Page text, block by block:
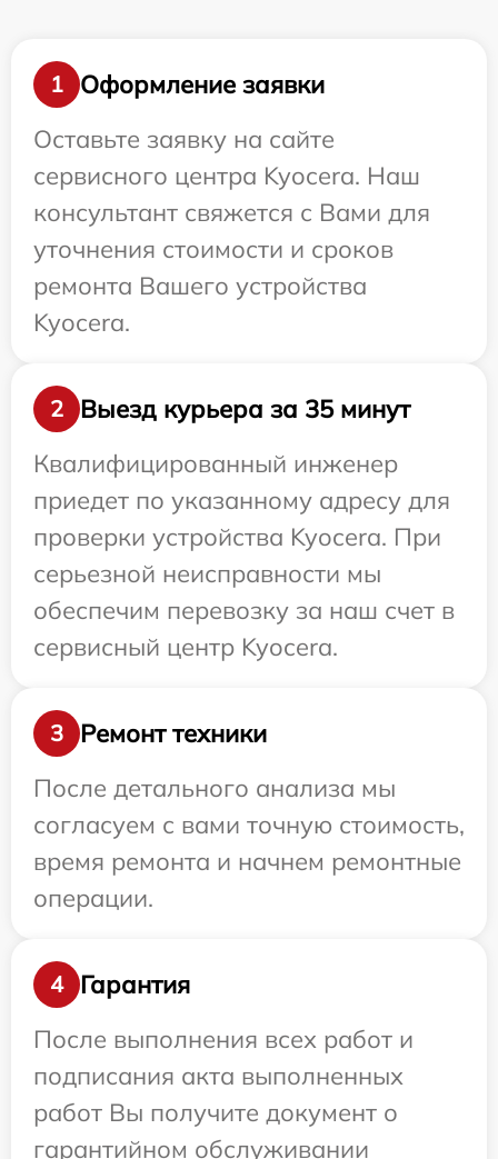
1
Оформление заявки
Оставьте заявку на сайте
сервисного центра Kyocera. Наш
консультант свяжется с Вами для
уточнения стоимости и сроков
ремонта Вашего устройства
Kyocera.
2
Выезд курьера за 35 минут
Квалифицированный инженер
приедет по указанному адресу для
проверки устройства Kyocera. При
серьезной неисправности мы
обеспечим перевозку за наш счет в
сервисный центр Kyocera.
3
Ремонт техники
После детального анализа мы
согласуем с вами точную стоимость,
время ремонта и начнем ремонтные
операции.
4
Гарантия
После выполнения всех работ и
подписания акта выполненных
работ Вы получите документ о
гарантийном обслуживании